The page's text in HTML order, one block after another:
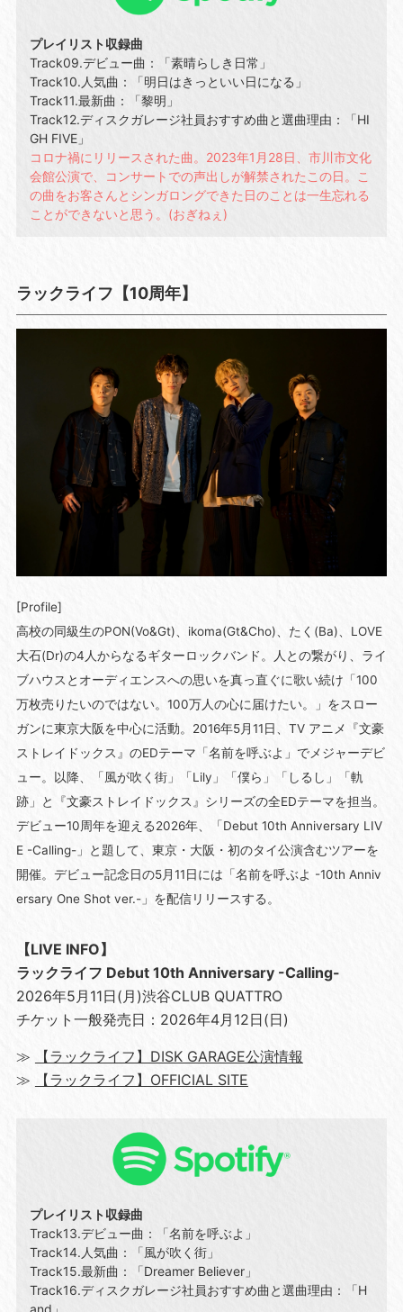
プレイリスト収録曲
Track09.デビュー曲：「素晴らしき日常」
Track10.人気曲：「明日はきっといい日になる」
Track11.最新曲：「黎明」
Track12.ディスクガレージ社員おすすめ曲と選曲理由：「HI
GH FIVE」
コロナ禍にリリースされた曲。2023年1月28日、市川市文化
会館公演で、コンサートでの声出しが解禁されたこの日。こ
の曲をお客さんとシンガロングできた日のことは一生忘れる
ことができないと思う。(おぎねぇ)
ラックライフ【10周年】
[Profile]
高校の同級生のPON(Vo&Gt)、ikoma(Gt&Cho)、たく(Ba)、LOVE
大石(Dr)の4人からなるギターロックバンド。人との繋がり、ライ
ブハウスとオーディエンスへの思いを真っ直ぐに歌い続け「100
万枚売りたいのではない。100万人の心に届けたい。」をスロー
ガンに東京大阪を中心に活動。2016年5月11日、TV アニメ『文豪
ストレイドックス』のEDテーマ「名前を呼ぶよ」でメジャーデビ
ュー。以降、「風が吹く街」「Lily」「僕ら」「しるし」「軌
跡」と『文豪ストレイドックス』シリーズの全EDテーマを担当。
デビュー10周年を迎える2026年、「Debut 10th Anniversary LIV
E -Calling-」と題して、東京・大阪・初のタイ公演含むツアーを
開催。デビュー記念日の5月11日には「名前を呼ぶよ -10th Anniv
ersary One Shot ver.-」を配信リリースする。
【LIVE INFO】
ラックライフ Debut 10th Anniversary -Calling-
2026年5月11日(月)渋谷CLUB QUATTRO
チケット一般発売日：2026年4月12日(日)
≫
【ラックライフ】DISK GARAGE公演情報
≫
【ラックライフ】OFFICIAL SITE
プレイリスト収録曲
Track13.デビュー曲：「名前を呼ぶよ」
Track14.人気曲：「風が吹く街」
Track15.最新曲：「Dreamer Believer」
Track16.ディスクガレージ社員おすすめ曲と選曲理由：「H
and」